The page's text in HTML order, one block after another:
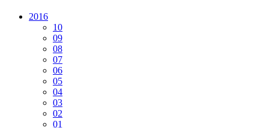
2016
10
09
08
07
06
05
04
03
02
01